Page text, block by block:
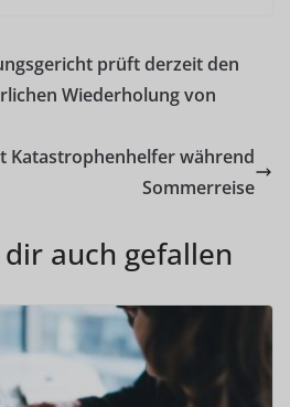
prüft derzeit den
Wiederholung von
Katastrophenhelfer während
Sommerreise
auch gefallen